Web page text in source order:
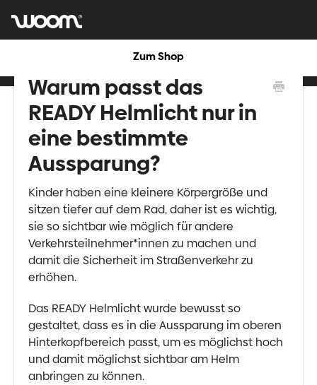
Zum Shop
Warum passt das
READY Helmlicht nur in
eine bestimmte
Aussparung?
Kinder haben eine kleinere Körpergröße und
sitzen tiefer auf dem Rad, daher ist es wichtig,
sie so sichtbar wie möglich für andere
Verkehrsteilnehmer*innen zu machen und
damit die Sicherheit im Straßenverkehr zu
erhöhen.
Das READY Helmlicht wurde bewusst so
gestaltet, dass es in die Aussparung im oberen
Hinterkopfbereich passt, um es möglichst hoch
und damit möglichst sichtbar am Helm
anbringen zu können.